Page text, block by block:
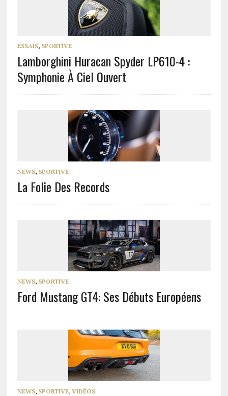
ESSAIS, SPORTIVE
Lamborghini Huracan Spyder LP610-4 :
Symphonie À Ciel Ouvert
NEWS, SPORTIVE
La Folie Des Records
NEWS, SPORTIVE
Ford Mustang GT4: Ses Débuts Européens
NEWS, SPORTIVE, VIDÉOS